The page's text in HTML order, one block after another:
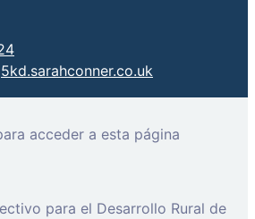
acceder a esta página
para el Desarrollo Rural de